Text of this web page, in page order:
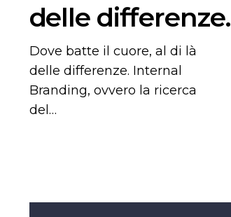
delle differenze.
Dove batte il cuore, al di là
delle differenze. Internal
Branding, ovvero la ricerca
del…